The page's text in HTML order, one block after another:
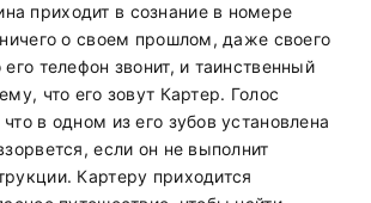
приходит в сознание в номере
о своем прошлом, даже своего
телефон звонит, и таинственный
что его зовут Картер. Голос
в одном из его зубов установлена
если он не выполнит
Картеру приходится